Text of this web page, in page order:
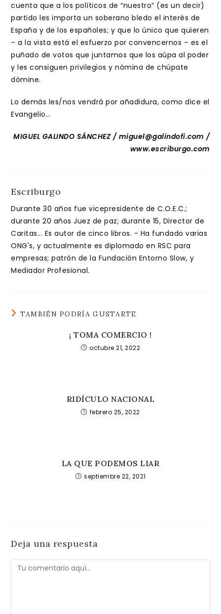
cuenta que a los políticos de “nuestro” (es un decir)
partido les importa un soberano bledo el interés de
España y de los españoles; y que lo único que quieren
– a la vista está el esfuerzo por convencernos – es el
puñado de votos que juntamos que los aúpa al poder
y les consiguen privilegios y nómina de chúpate
dómine.
Lo demás les/nos vendrá por añadidura, como dice el
Evangelio…
MIGUEL GALINDO SÁNCHEZ / miguel@galindofi.com /
www.escriburgo.com
Escriburgo
Durante 30 años fue vicepresidente de C.O.E.C.;
durante 20 años Juez de paz; durante 15, Director de
Caritas... Es autor de cinco libros. - Ha fundado varias
ONG's, y actualmente es diplomado en RSC para
empresas; patrón de la Fundación Entorno Slow, y
Mediador Profesional.
TAMBIÉN PODRÍA GUSTARTE
¡ TOMA COMERCIO !
octubre 21, 2022
RIDÍCULO NACIONAL
febrero 25, 2022
LA QUE PODEMOS LIAR
septiembre 22, 2021
Deja una respuesta
Comentario